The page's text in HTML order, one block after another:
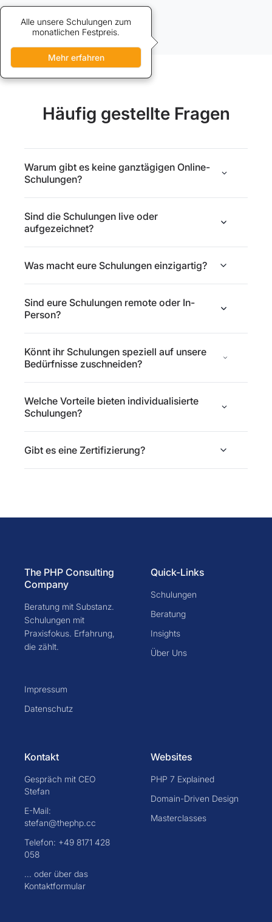
Credits bieten vergünstigten
Zugang zu unseren Schulungen.
Mehr erfahren
Alle unsere Schulungen zum
monatlichen Festpreis.
Mehr erfahren
Häufig gestellte Fragen
Warum gibt es keine ganztägigen Online-
Schulungen?
Sind die Schulungen live oder
aufgezeichnet?
Was macht eure Schulungen einzigartig?
Sind eure Schulungen remote oder In-
Person?
Könnt ihr Schulungen speziell auf unsere
Bedürfnisse zuschneiden?
Welche Vorteile bieten individualisierte
Schulungen?
Gibt es eine Zertifizierung?
The PHP Consulting
Company
Beratung mit Substanz.
Schulungen mit
Praxisfokus. Erfahrung,
die zählt.
Impressum
Datenschutz
Quick-Links
Schulungen
Beratung
Insights
Über Uns
Kontakt
Gespräch mit CEO
Stefan
E-Mail:
stefan@thephp.cc
Telefon: +49 8171 428
058
... oder über das
Kontaktformular
Websites
PHP 7 Explained
Domain-Driven Design
Masterclasses